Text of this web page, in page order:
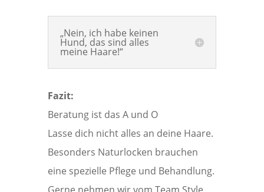
„Nein, ich habe keinen
Hund, das sind alles
meine Haare!“
Fazit:
Beratung ist das A und O
Lasse dich nicht alles an deine Haare.
Besonders Naturlocken brauchen
eine spezielle Pflege und Behandlung.